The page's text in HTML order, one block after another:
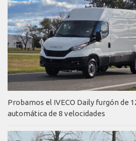
Probamos el IVECO Daily furgón de
automática de 8 velocidades